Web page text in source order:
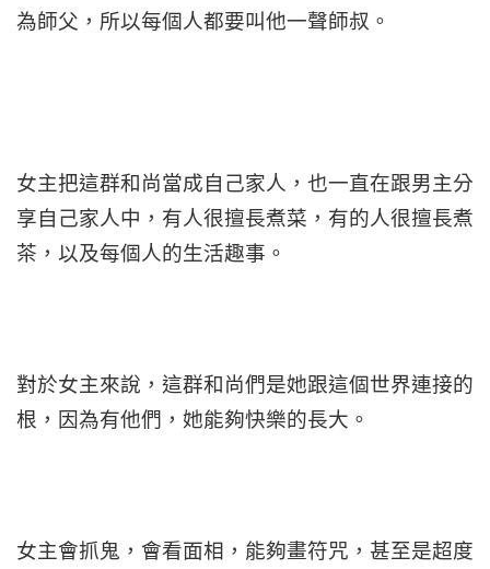
為師父，所以每個人都要叫他一聲師叔。
女主把這群和尚當成自己家人，也一直在跟男主分
享自己家人中，有人很擅長煮菜，有的人很擅長煮
茶，以及每個人的生活趣事。
對於女主來說，這群和尚們是她跟這個世界連接的
根，因為有他們，她能夠快樂的長大。
女主會抓鬼，會看面相，能夠畫符咒，甚至是超度